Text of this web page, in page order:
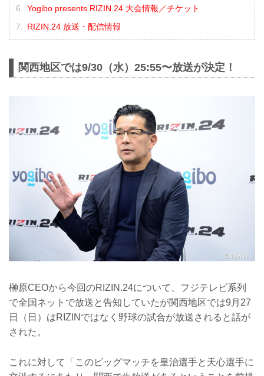
Yogibo presents RIZIN.24 大会情報／チケット
RIZIN.24 放送・配信情報
関西地区では9/30（水）25:55〜放送が決定！
榊原CEOから今回のRIZIN.24について、フジテレビ系列
で全国ネットで放送と告知していたが関西地区では9月27
日（日）はRIZINではなく野球の試合が放送されると話が
された。
これに対して「このビッグマッチを皇治選手と天心選手に